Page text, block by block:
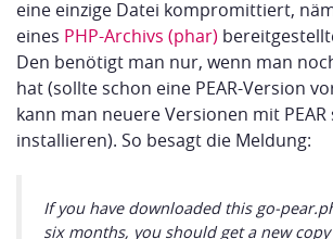
eine einzige Datei kompromittiert,
eines PHP-Archivs (phar)
Den benötigt man nur, wenn man
hat (sollte schon eine PEAR-Version
kann man neuere Versionen mit PEAR
installieren). So besagt die Meldung:
If you have downloaded this go-
six months, you should get a new